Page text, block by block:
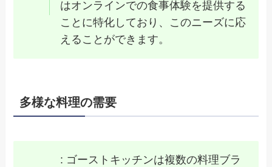
はオンラインでの食事体験を提供する
ことに特化しており、このニーズに応
えることができます。
多様な料理の需要
: ゴーストキッチンは複数の料理ブラ